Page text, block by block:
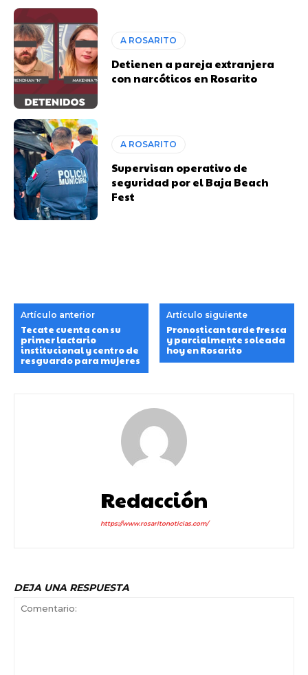
A ROSARITO
Detienen a pareja extranjera
con narcóticos en Rosarito
A ROSARITO
Supervisan operativo de
seguridad por el Baja Beach
Fest
Artículo anterior
Tecate cuenta con su
primer lactario
institucional y centro de
resguardo para mujeres
Artículo siguiente
Pronostican tarde fresca
y parcialmente soleada
hoy en Rosarito
Redacción
https://www.rosaritonoticias.com/
DEJA UNA RESPUESTA